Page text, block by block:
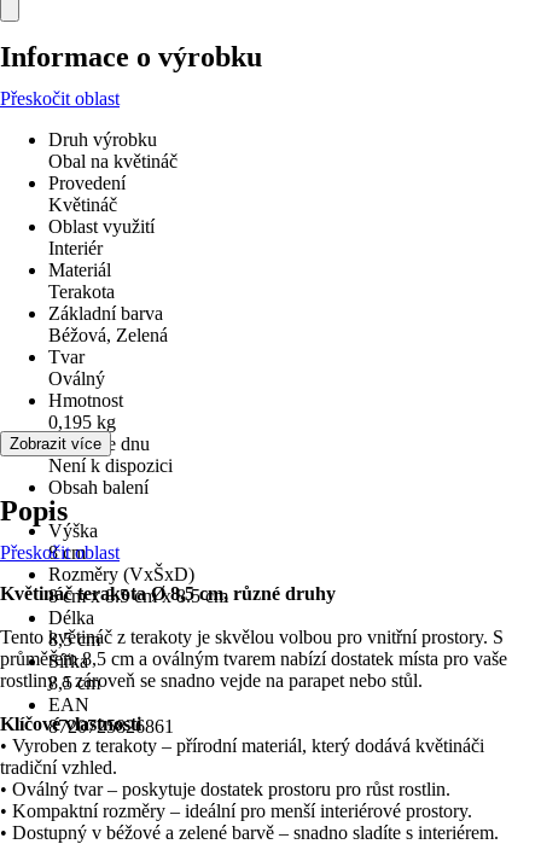
Informace o výrobku
Přeskočit oblast
Druh výrobku
Obal na květináč
Provedení
Květináč
Oblast využití
Interiér
Materiál
Terakota
Základní barva
Béžová, Zelená
Tvar
Oválný
Hmotnost
0,195 kg
Otvor ve dnu
Není k dispozici
Obsah balení
-
Výška
8 cm
Rozměry (VxŠxD)
8 cm x 8.5 cm x 8.5 cm
Délka
8,5 cm
Šířka
8,5 cm
EAN
8720725826861
Zobrazit více
Popis
Přeskočit oblast
Květináč terakota Ø 8,5 cm, různé druhy
Tento květináč z terakoty je skvělou volbou pro vnitřní prostory. S
průměrem 8,5 cm a oválným tvarem nabízí dostatek místa pro vaše
rostliny a zároveň se snadno vejde na parapet nebo stůl.
Klíčové vlastnosti
• Vyroben z terakoty – přírodní materiál, který dodává květináči
tradiční vzhled.
• Oválný tvar – poskytuje dostatek prostoru pro růst rostlin.
• Kompaktní rozměry – ideální pro menší interiérové prostory.
• Dostupný v béžové a zelené barvě – snadno sladíte s interiérem.